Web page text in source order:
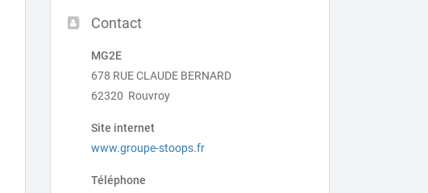
Contact
MG2E
678 RUE CLAUDE BERNARD
62320 Rouvroy
Site internet
www.groupe-stoops.fr
Téléphone